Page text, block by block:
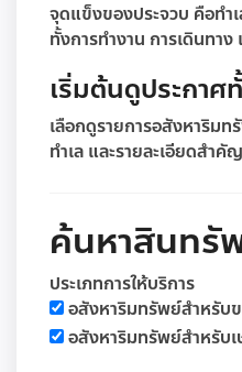
จุดแข็งของประจวบ คือทำ
ทั้งการทำงาน การเดินทาง
เริ่มต้นดูประกาศ
เลือกดูรายการอสังหาริม
ทำเล และรายละเอียดสำ
ค้นหาสินทรั
ประเภทการให้บริการ
อสังหาริมทรัพย์สำหรับ
อสังหาริมทรัพย์สำหรับเ